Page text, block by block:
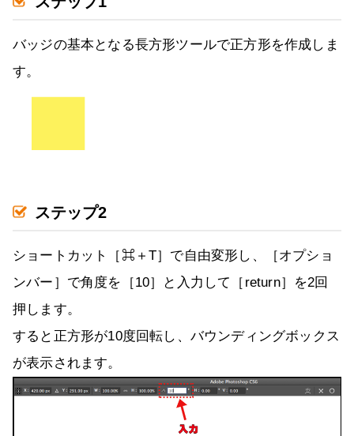
バッジの基本となる長方形ツールで正方形を作成しま
す。
ステップ2
ショートカット［⌘＋T］で自由変形し、［オプショ
ンバー］で角度を［10］と入力して［return］を2回
押します。
すると正方形が10度回転し、バウンディングボックス
が表示されます。